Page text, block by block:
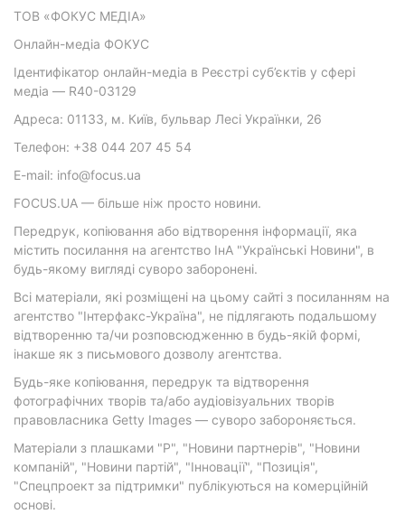
ТОВ «ФОКУС МЕДІА»
Онлайн-медіа ФОКУС
Ідентифікатор онлайн-медіа в Реєстрі суб’єктів у сфері
медіа — R40-03129
Адреса: 01133, м. Київ, бульвар Лесі Українки, 26
Телефон: +38 044 207 45 54
E-mail: info@focus.ua
FOCUS.UA — більше ніж просто новини.
Передрук, копіювання або відтворення інформації, яка
містить посилання на агентство ІнА "Українські Новини", в
будь-якому вигляді суворо заборонені.
Всі матеріали, які розміщені на цьому сайті з посиланням на
агентство "Інтерфакс-Україна", не підлягають подальшому
відтворенню та/чи розповсюдженню в будь-якій формі,
інакше як з письмового дозволу агентства.
Будь-яке копіювання, передрук та відтворення
фотографічних творів та/або аудіовізуальних творів
правовласника Getty Images — суворо забороняється.
Матеріали з плашками "Р", "Новини партнерів", "Новини
компаній", "Новини партій", "Інновації", "Позиція",
"Спецпроект за підтримки" публікуються на комерційній
основі.